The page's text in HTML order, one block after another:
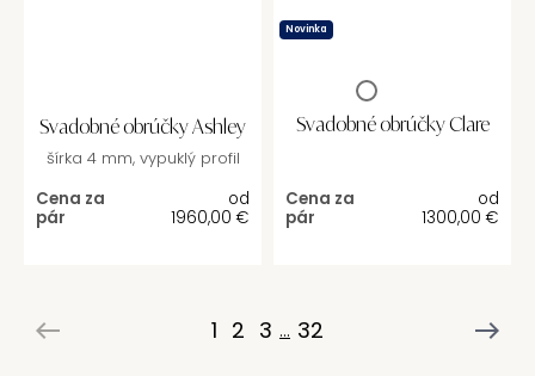
Svadobné obrúčky Ashley
šírka 4 mm, vypuklý profil
Cena za
pár
od
1960,00 €
Novinka
Svadobné obrúčky Clare
Cena za
pár
od
1300,00 €
1 2 3 ... 32